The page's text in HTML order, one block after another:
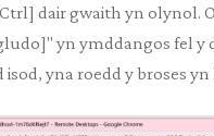
dair gwaith yn olynol.
yn ymddangos fel y
isod, yna roedd y broses